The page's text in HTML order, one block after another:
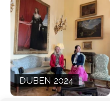
DUBEN 2024